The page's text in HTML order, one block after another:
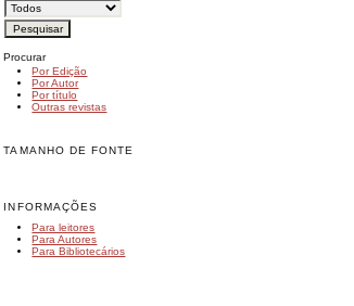
Procurar
Por Edição
Por Autor
Por título
Outras revistas
TAMANHO DE FONTE
INFORMAÇÕES
Para leitores
Para Autores
Para Bibliotecários